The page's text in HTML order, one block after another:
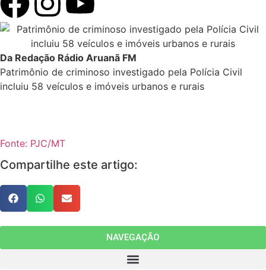
Da Redação Rádio Aruanã FM
Patrimônio de criminoso investigado pela Polícia Civil
incluiu 58 veículos e imóveis urbanos e rurais
Fonte: PJC/MT
Compartilhe este artigo:
NAVEGAÇÃO